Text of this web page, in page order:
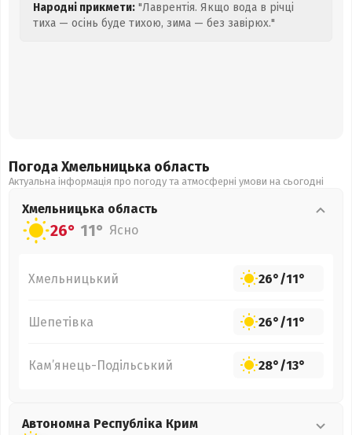
Народні прикмети: "Лаврентія. Якщо вода в річці
тиха — осінь буде тихою, зима — без завірюх."
Погода Хмельницька область
Актуальна інформація про погоду та атмосферні умови на сьогодні
Хмельницька область
26° 11° Ясно
Хмельницький 26°/11°
Шепетівка 26°/11°
Кам’янець-Подільський 28°/13°
Автономна Республіка Крим